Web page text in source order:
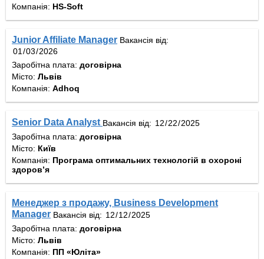
Компанія: HS-Soft
Junior Affiliate Manager Вакансія від:
Заробітна плата: договірна
Місто: Львів
Компанія: Adhoq
Senior Data Analyst Вакансія від:
Заробітна плата: договірна
Місто: Київ
Компанія: Програма оптимальних технологій в охороні
здоров’я
Менеджер з продажу, Business Development
Manager Вакансія від:
Заробітна плата: договірна
Місто: Львів
Компанія: ПП «Юліта»